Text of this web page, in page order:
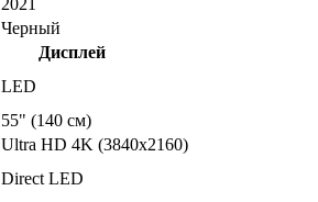
Черный
Дисплей
LED
55" (140 см)
Ultra HD 4K (3840x2160)
Direct LED